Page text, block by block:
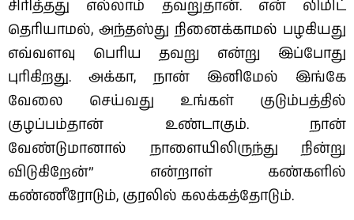
சிரித்தது எல்லாம் தவறுதான். என் லிமிட்
தெரியாமல், அந்தஸ்து நினைக்காமல் பழகியது
எவ்வளவு பெரிய தவறு என்று இப்போது
புரிகிறது. அக்கா, நான் இனிமேல் இங்கே
வேலை செய்வது உங்கள் குடும்பத்தில்
குழப்பம்தான் உண்டாகும். நான்
வேண்டுமானால் நாளையிலிருந்து நின்று
விடுகிறேன்” என்றாள் கண்களில்
கண்ணீரோடும், குரலில் கலக்கத்தோடும்.